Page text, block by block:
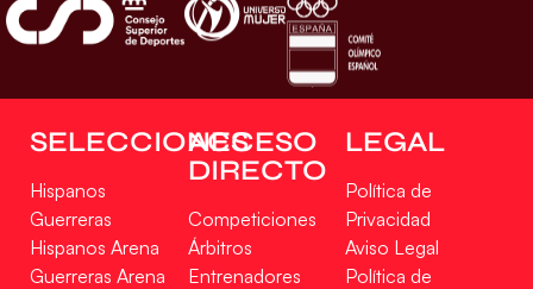
SELECCIONES
Hispanos
Guerreras
Hispanos Arena
Guerreras Arena
ACCESO
DIRECTO
Competiciones
Árbitros
Entrenadores
LEGAL
Política de
Privacidad
Aviso Legal
Política de